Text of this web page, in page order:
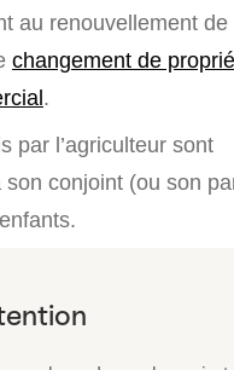
au renouvellement de
changement de
.
par l’agriculteur sont
conjoint (ou son